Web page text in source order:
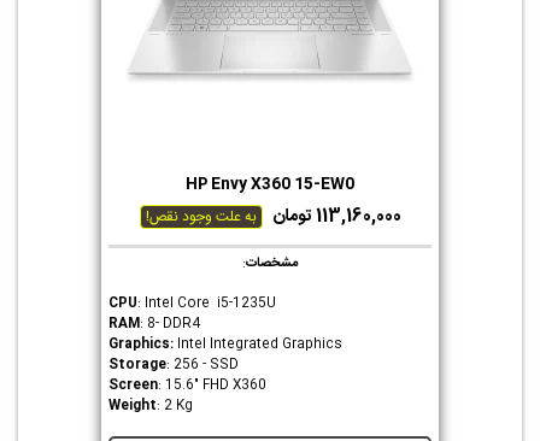
HP Envy X360 15-EW0
113,160,000 تومان به علت وجود نقص!
مشخصات:
CPU: Intel Core i5-1235U
RAM: 8- DDR4
Graphics: Intel Integrated Graphics
Storage: 256 - SSD
Screen: 15.6" FHD X360
Weight: 2 Kg